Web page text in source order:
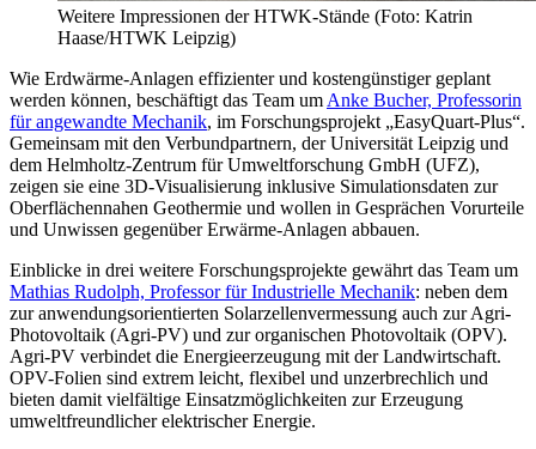
Weitere Impressionen der HTWK-Stände (Foto: Katrin
Haase/HTWK Leipzig)
Wie Erdwärme-Anlagen effizienter und kostengünstiger geplant
werden können, beschäftigt das Team um Anke Bucher, Professorin
für angewandte Mechanik, im Forschungsprojekt „EasyQuart-Plus“.
Gemeinsam mit den Verbundpartnern, der Universität Leipzig und
dem Helmholtz-Zentrum für Umweltforschung GmbH (UFZ),
zeigen sie eine 3D-Visualisierung inklusive Simulationsdaten zur
Oberflächennahen Geothermie und wollen in Gesprächen Vorurteile
und Unwissen gegenüber Erwärme-Anlagen abbauen.
Einblicke in drei weitere Forschungsprojekte gewährt das Team um
Mathias Rudolph, Professor für Industrielle Mechanik: neben dem
zur anwendungsorientierten Solarzellenvermessung auch zur Agri-
Photovoltaik (Agri-PV) und zur organischen Photovoltaik (OPV).
Agri-PV verbindet die Energieerzeugung mit der Landwirtschaft.
OPV-Folien sind extrem leicht, flexibel und unzerbrechlich und
bieten damit vielfältige Einsatzmöglichkeiten zur Erzeugung
umweltfreundlicher elektrischer Energie.